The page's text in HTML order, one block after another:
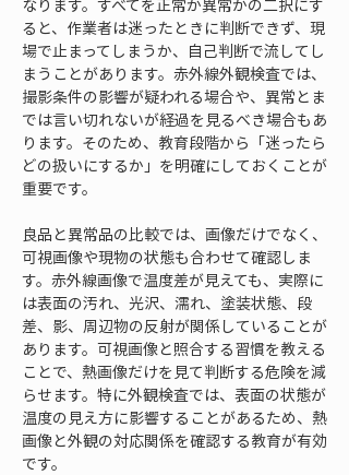
なります。すべてを正常か異常かの二択にす
ると、作業者は迷ったときに判断できず、現
場で止まってしまうか、自己判断で流してし
まうことがあります。赤外線外観検査では、
撮影条件の影響が疑われる場合や、異常とま
では言い切れないが経過を見るべき場合もあ
ります。そのため、教育段階から「迷ったら
どの扱いにするか」を明確にしておくことが
重要です。
良品と異常品の比較では、画像だけでなく、
可視画像や現物の状態も合わせて確認しま
す。赤外線画像で温度差が見えても、実際に
は表面の汚れ、光沢、濡れ、塗装状態、段
差、影、周辺物の反射が関係していることが
あります。可視画像と照合する習慣を教える
ことで、熱画像だけを見て判断する危険を減
らせます。特に外観検査では、表面の状態が
温度の見え方に影響することがあるため、熱
画像と外観の対応関係を確認する教育が有効
です。